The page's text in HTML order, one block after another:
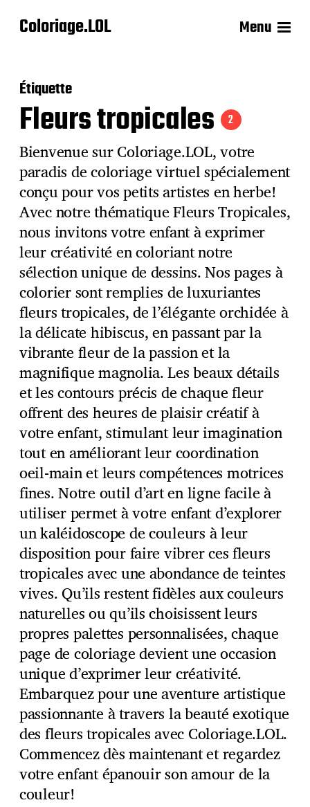
Coloriage.LOL Menu
Étiquette
Fleurs tropicales 2
Bienvenue sur Coloriage.LOL, votre
paradis de coloriage virtuel spécialement
conçu pour vos petits artistes en herbe!
Avec notre thématique Fleurs Tropicales,
nous invitons votre enfant à exprimer
leur créativité en coloriant notre
sélection unique de dessins. Nos pages à
colorier sont remplies de luxuriantes
fleurs tropicales, de l’élégante orchidée à
la délicate hibiscus, en passant par la
vibrante fleur de la passion et la
magnifique magnolia. Les beaux détails
et les contours précis de chaque fleur
offrent des heures de plaisir créatif à
votre enfant, stimulant leur imagination
tout en améliorant leur coordination
oeil-main et leurs compétences motrices
fines. Notre outil d’art en ligne facile à
utiliser permet à votre enfant d’explorer
un kaléidoscope de couleurs à leur
disposition pour faire vibrer ces fleurs
tropicales avec une abondance de teintes
vives. Qu’ils restent fidèles aux couleurs
naturelles ou qu’ils choisissent leurs
propres palettes personnalisées, chaque
page de coloriage devient une occasion
unique d’exprimer leur créativité.
Embarquez pour une aventure artistique
passionnante à travers la beauté exotique
des fleurs tropicales avec Coloriage.LOL.
Commencez dès maintenant et regardez
votre enfant épanouir son amour de la
couleur!